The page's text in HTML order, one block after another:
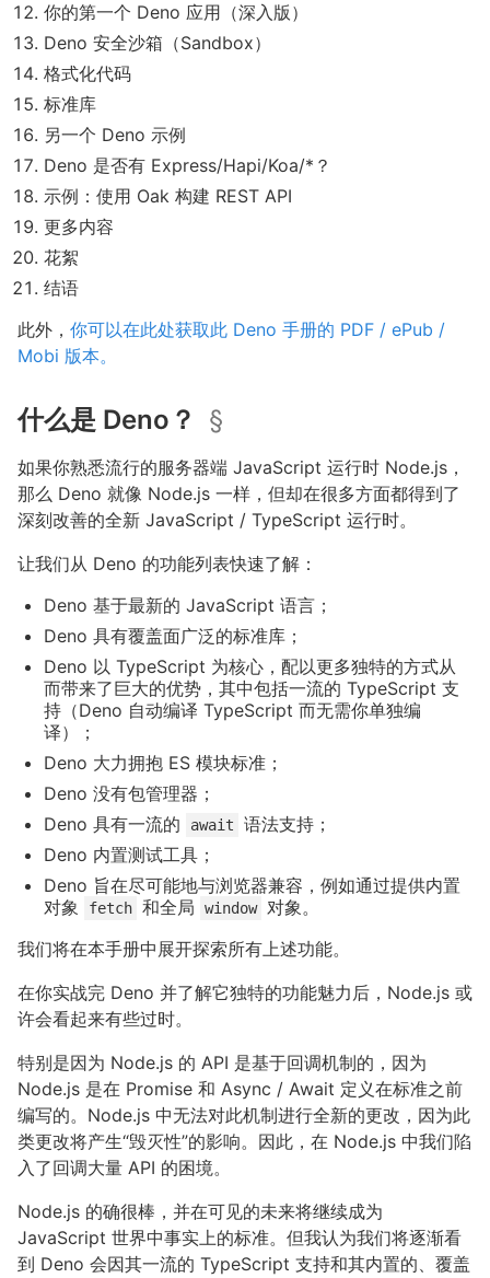
你的第一个 Deno 应用（深入版）
Deno 安全沙箱（Sandbox）
格式化代码
标准库
另一个 Deno 示例
Deno 是否有 Express/Hapi/Koa/*？
示例：使用 Oak 构建 REST API
更多内容
花絮
结语
此外， 你可以在此处获取此 Deno 手册的 PDF / ePub /
Mobi 版本。
什么是 Deno？ §
如果你熟悉流行的服务器端 JavaScript 运行时 Node.js，
那么 Deno 就像 Node.js 一样，但却在很多方面都得到了
深刻改善的全新 JavaScript / TypeScript 运行时。
让我们从 Deno 的功能列表快速了解：
Deno 基于最新的 JavaScript 语言；
Deno 具有覆盖面广泛的标准库；
Deno 以 TypeScript 为核心，配以更多独特的方式从
而带来了巨大的优势，其中包括一流的 TypeScript 支
持（Deno 自动编译 TypeScript 而无需你单独编
译）；
Deno 大力拥抱 ES 模块标准；
Deno 没有包管理器；
Deno 具有一流的
await
语法支持；
Deno 内置测试工具；
Deno 旨在尽可能地与浏览器兼容，例如通过提供内置
对象
fetch 和全局 window 对象。
我们将在本手册中展开探索所有上述功能。
在你实战完 Deno 并了解它独特的功能魅力后，Node.js 或
许会看起来有些过时。
特别是因为 Node.js 的 API 是基于回调机制的，因为
Node.js 是在 Promise 和 Async / Await 定义在标准之前
编写的。Node.js 中无法对此机制进行全新的更改，因为此
类更改将产生“毁灭性”的影响。因此，在 Node.js 中我们陷
入了回调大量 API 的困境。
Node.js 的确很棒，并在可见的未来将继续成为
JavaScript 世界中事实上的标准。但我认为我们将逐渐看
到 Deno 会因其一流的 TypeScript 支持和其内置的、覆盖